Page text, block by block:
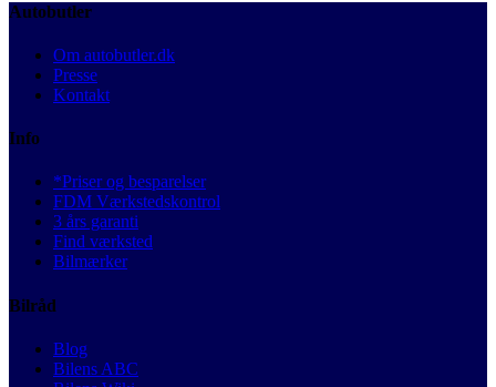
Autobutler
Om autobutler.dk
Presse
Kontakt
Info
*Priser og besparelser
FDM Værkstedskontrol
3 års garanti
Find værksted
Bilmærker
Bilråd
Blog
Bilens ABC